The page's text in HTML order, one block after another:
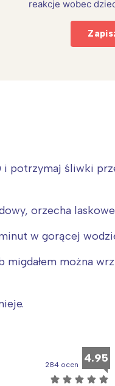
reakcje wobec
potrzymaj śliwki
orzecha
w gorącej
można
284 ocen 4.95
☆ ☆ ☆ ☆ ☆